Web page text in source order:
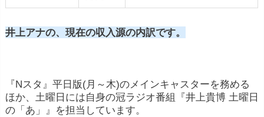
井上アナの、現在の収入源の内訳です。
『Nスタ』平日版(月～木)のメインキャスターを務める
ほか、土曜日には自身の冠ラジオ番組『井上貴博 土曜日
の「あ」』を担当しています。